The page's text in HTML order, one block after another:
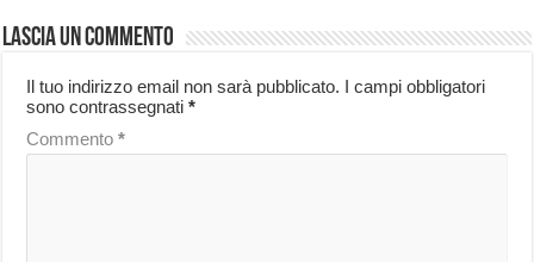
Lascia un commento
Il tuo indirizzo email non sarà pubblicato. I campi obbligatori
sono contrassegnati*
Commento*